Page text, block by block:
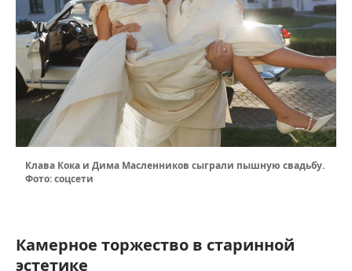
Клава Кока и Дима Масленников сыграли пышную свадьбу.
Фото: соцсети
Камерное торжество в старинной
эстетике